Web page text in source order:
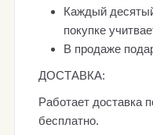
Каждый
покупке
В продаже
ДОСТАВКА:
Работает доставка
бесплатно.